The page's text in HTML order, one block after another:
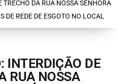
DA RUA NOSSA SENHORA
DE REDE DE ESGOTO NO LOCAL
INTERDIÇÃO DE
RUA NOSSA